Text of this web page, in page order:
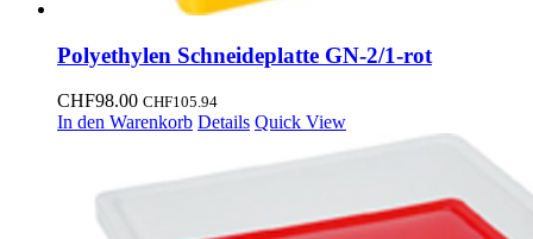
Polyethylen Schneideplatte GN-2/1-rot
CHF98.00 CHF105.94
In den Warenkorb Details Quick View